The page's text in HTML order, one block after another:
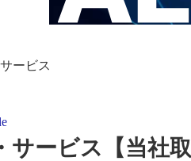
ービス
サービス【当社